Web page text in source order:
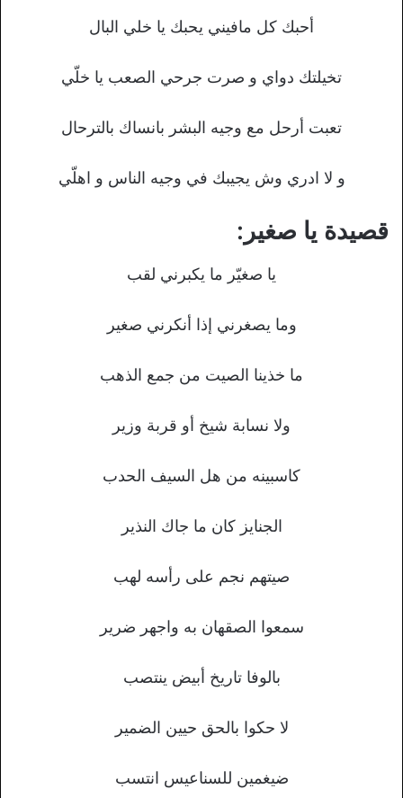
أحبك كل مافيني يحبك يا خلي البال
تخيلتك دواي و صرت جرحي الصعب يا خلّي
تعبت أرحل مع وجيه البشر بانساك بالترحال
و لا ادري وش يجيبك في وجيه الناس و اهلّي
قصيدة يا صغير:
يا صغيّر ما يكبرني لقب
وما يصغرني إذا أنكرني صغير
ما خذينا الصيت من جمع الذهب
ولا نسابة شيخ أو قربة وزير
كاسبينه من هل السيف الحدب
الجنايز كان ما جاك النذير
صيتهم نجم على رأسه لهب
سمعوا الصقهان به واجهر ضرير
بالوفا تاريخ أبيض ينتصب
لا حكوا بالحق حيين الضمير
ضيغمين للسناعيس انتسب